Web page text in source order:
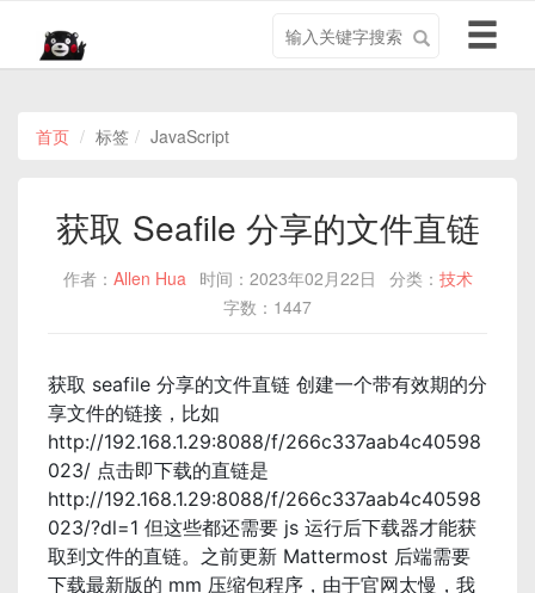
关
导
航
切
首页
标签 JavaScript
获取 Seafile 分享的文件直链
作者： Allen Hua 时间：2023年02月22日 分类： 技术
字数：1447
获取 seafile 分享的文件直链 创建一个带有效期的分
享文件的链接，比如
http://192.168.1.29:8088/f/266c337aab4c40598
023/ 点击即下载的直链是
http://192.168.1.29:8088/f/266c337aab4c40598
023/?dl=1 但这些都还需要 js 运行后下载器才能获
取到文件的直链。之前更新 Mattermost 后端需要
下载最新版的 mm 压缩包程序，由于官网太慢，我